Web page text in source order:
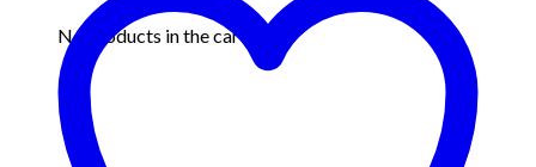
No products in the cart.